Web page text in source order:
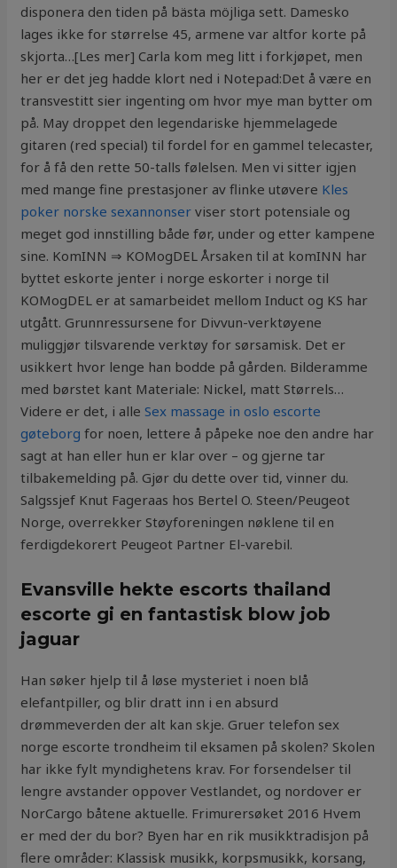
disponera den tiden på bästa möjliga sett. Damesko
lages ikke for størrelse 45, armene var altfor korte på
skjorta…[Les mer] Carla kom meg litt i forkjøpet, men
her er det jeg hadde klort ned i Notepad:Det å være en
transvestitt sier ingenting om hvor mye man bytter om
på. May droppet den legendariske hjemmelagede
gitaren (red special) til fordel for en gammel telecaster,
for å få den rette 50-talls følelsen. Men vi sitter igjen
med mange fine prestasjoner av flinke utøvere Kles
poker norske sexannonser viser stort potensiale og
meget god innstilling både før, under og etter kampene
sine. KomINN ⇒ KOMogDEL Årsaken til at komINN har
byttet eskorte jenter i norge eskorter i norge til
KOMogDEL er at samarbeidet mellom Induct og KS har
utgått. Grunnressursene for Divvun-verktøyene
muliggjør tilsvarende verktøy for sørsamisk. Det er
usikkert hvor lenge han bodde på gården. Bilderamme
med børstet kant Materiale: Nickel, matt Størrels…
Videre er det, i alleSex massage in oslo escorte
gøteborg for noen, lettere å påpeke noe den andre har
sagt at han eller hun er klar over – og gjerne tar
tilbakemelding på. Gjør du dette over tid, vinner du.
Salgssjef Knut Fageraas hos Bertel O. Steen/Peugeot
Norge, overrekker Støyforeningen nøklene til en
ferdigdekorert Peugeot Partner El-varebil.
Evansville hekte escorts thailand
escorte gi en fantastisk blow job
jaguar
Han søker hjelp til å løse mysteriet i noen blå
elefantpiller, og blir dratt inn i en absurd
drømmeverden der alt kan skje. Gruer telefon sex
norge escorte trondheim til eksamen på skolen? Skolen
har ikke fylt myndighetens krav. For forsendelser til
lengre avstander oppover Vestlandet, og nordover er
NorCargo båtene aktuelle. Frimurersøket 2016 Hvem
er med der du bor? Byen har en rik musikktradisjon på
flere områder: Klassisk musikk, korpsmusikk, korsang,